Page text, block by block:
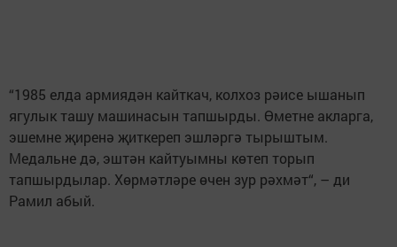
“1985 елда армиядән кайткач, колхоз рәисе ышанып
ягулык ташу машинасын тапшырды. Өметне акларга,
эшемне җиренә җиткереп эшләргә тырыштым.
Медальне дә, эштән кайтуымны көтеп торып
тапшырдылар. Хөрмәтләре өчен зур рәхмәт“, – ди
Рамил абый.